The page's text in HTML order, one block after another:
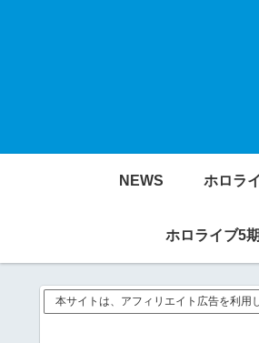
NEWS ホロラ
ホロライブ5
本サイトは、アフィリエイト広告を利用